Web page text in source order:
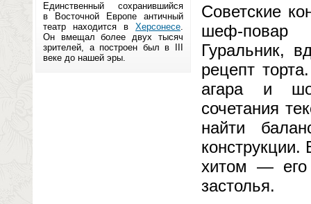
Единственный сохранившийся
в Восточной Европе античный
театр находится в Херсонесе.
Он вмещал более двух тысяч
зрителей, а построен был в III
веке до нашей эры.
Советские
шеф-повар
Гуральник,
рецепт
агара и
сочетания
найти
конструкции.
хитом — его
застолья.